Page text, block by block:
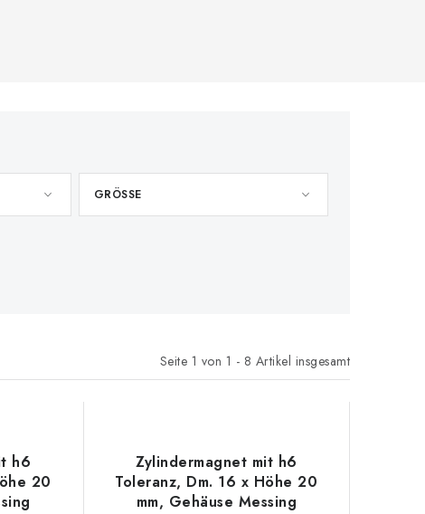
GRÖSSE
Seite 1 von 1 - 8 Artikel insgesamt
h6
20
Zylindermagnet mit h6
Toleranz, Dm. 16 x Höhe 20
mm, Gehäuse Messing